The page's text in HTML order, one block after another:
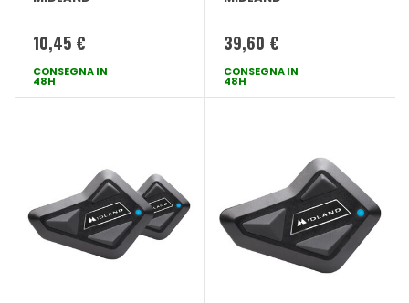
10,45 €
CONSEGNA IN
48H
MIDLAND
39,60 €
CONSEGNA IN
48H